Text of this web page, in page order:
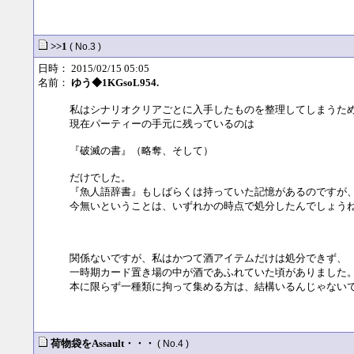
>>1 ( No.3 )
日時： 2015/02/15 05:05
名前： ゆう◆1KGsoL954.
私はシナリオクリアごとに入手したものを整理してしまうため
現在パーティーの手元に残っているのは
『破滅の書』（略奪、そして）
だけでした。
『魚人語辞書』もしばらくは持っていた記憶があるのですが、
今無いということは、いずれかの時点で処分したんでしょうね
関係ないですが、私はかつて酒アイテムだけは処分できず、
一時期カード置き場の中が酒であふれていた頃がありました。
本に限らず一種類に拘って集める方は、結構いるんじゃない
荷物袋をAssault・・・ ( No.4 )